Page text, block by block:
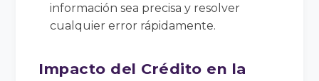
información sea precisa y resolver
cualquier error rápidamente.
Impacto del Crédito en la